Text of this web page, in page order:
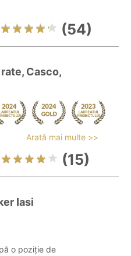
(54)
Casco,
Arată mai multe >>
(15)
Iasi
o poziție de